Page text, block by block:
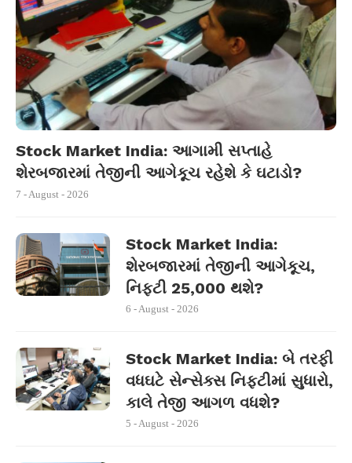
Stock Market India: આગામી સપ્તાહે
શેરબજારમાં તેજીની આગેકૂચ રહેશે કે ઘટાડો?
7 - August - 2026
Stock Market India:
શેરબજારમાં તેજીની આગેકૂચ,
નિફ્ટી 25,000 થશે?
6 - August - 2026
Stock Market India: બે તરફી
વધઘટે સેન્સેક્સ નિફ્ટીમાં સુધારો,
કાલે તેજી આગળ વધશે?
5 - August - 2026